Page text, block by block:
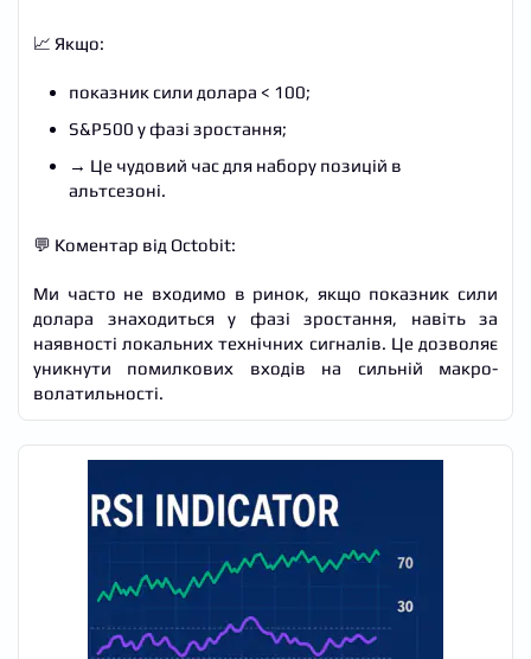
📈 Якщо:
показник сили долара < 100;
S&P500 у фазі зростання;
→ Це чудовий час для набору позицій в
альтсезоні.
💬 Коментар від Octobit:
Ми часто не входимо в ринок, якщо показник сили
долара знаходиться у фазі зростання, навіть за
наявності локальних технічних сигналів. Це дозволяє
уникнути помилкових входів на сильній макро-
волатильності.